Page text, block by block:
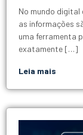
No mundo digital
as informações
uma ferramenta
exatamente […]
Leia mais